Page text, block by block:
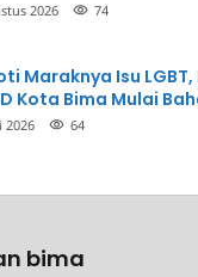
2026 74
Maraknya Isu LGBT,
Kota Bima Mulai
Pencegahan
2026 64
bima